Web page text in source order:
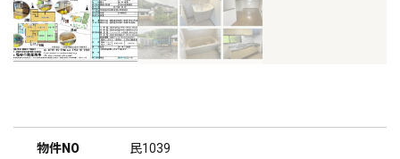
物件NO 民1039